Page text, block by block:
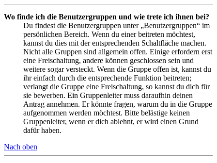
Wo finde ich die Benutzergruppen und wie trete ich ihnen bei?
Du findest die Benutzergruppen unter „Benutzergruppen“ im
persönlichen Bereich. Wenn du einer beitreten möchtest,
kannst du dies mit der entsprechenden Schaltfläche machen.
Nicht alle Gruppen sind allgemein offen. Einige erfordern erst
eine Freischaltung, andere können geschlossen sein und
weitere sogar versteckt. Wenn die Gruppe offen ist, kannst du
ihr einfach durch die entsprechende Funktion beitreten;
verlangt die Gruppe eine Freischaltung, so kannst du dich für
sie bewerben. Ein Gruppenleiter muss daraufhin deinen
Antrag annehmen. Er könnte fragen, warum du in die Gruppe
aufgenommen werden möchtest. Bitte belästige keinen
Gruppenleiter, wenn er dich ablehnt, er wird einen Grund
dafür haben.
Nach oben